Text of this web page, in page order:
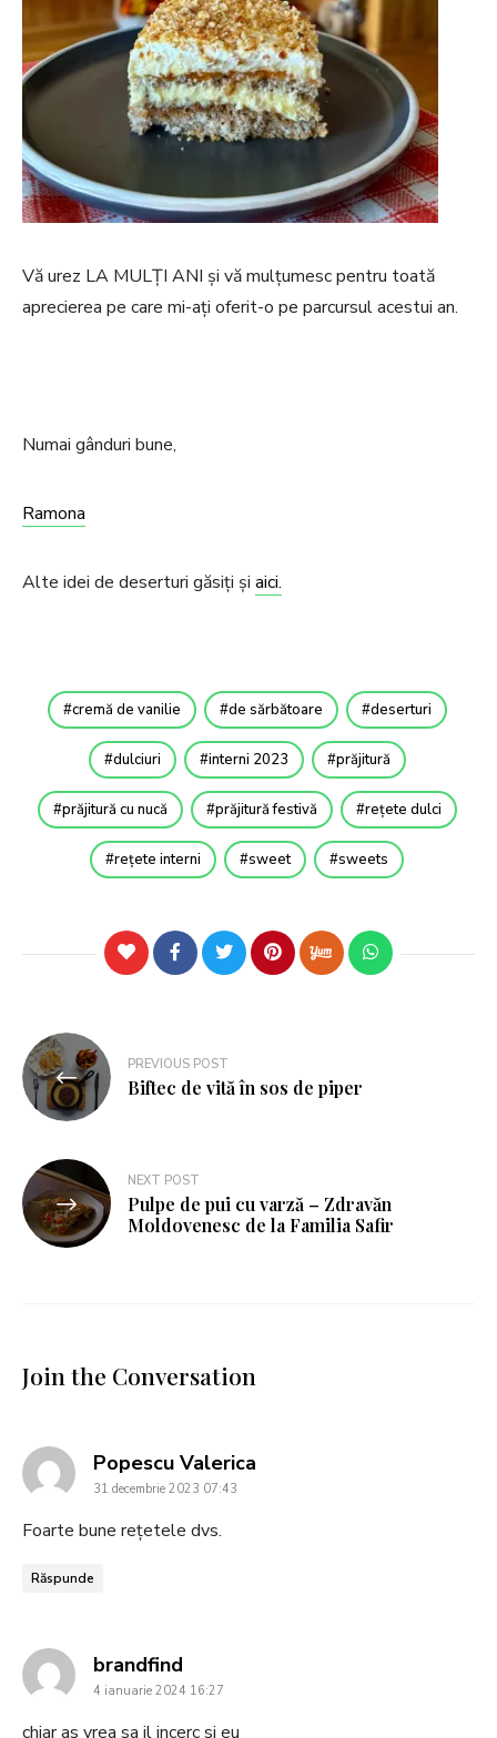
Vă urez LA MULȚI ANI și vă mulțumesc pentru toată
aprecierea pe care mi-ați oferit-o pe parcursul acestui an.
Numai gânduri bune,
Ramona
Alte idei de deserturi găsiți și aici.
cremă de vanilie de sărbătoare deserturi
dulciuri interni 2023 prăjitură
prăjitură cu nucă prăjitură festivă rețete dulci
rețete interni sweet sweets
PREVIOUS POST
Biftec de vită în sos de piper
NEXT POST
Pulpe de pui cu varză – Zdravăn
Moldovenesc de la Familia Safir
Join the Conversation
Popescu Valerica
31 decembrie 2023 07:43
Foarte bune rețetele dvs.
Răspunde
brandfind
4 ianuarie 2024 16:27
chiar as vrea sa il incerc si eu